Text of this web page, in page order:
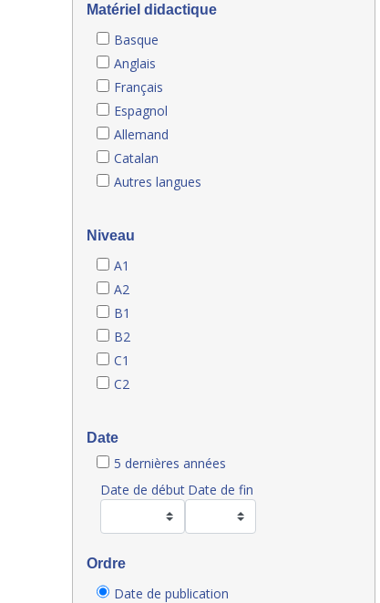
Matériel didactique
Basque
Anglais
Français
Espagnol
Allemand
Catalan
Autres langues
Niveau
A1
A2
B1
B2
C1
C2
Date
5 dernières années
Date de début Date de fin
Ordre
Date de publication